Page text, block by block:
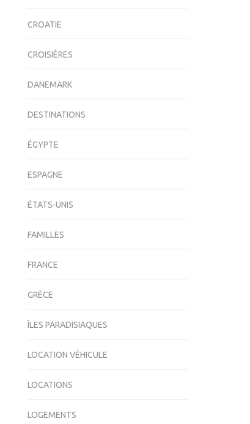
CROATIE
CROISIÈRES
DANEMARK
DESTINATIONS
ÉGYPTE
ESPAGNE
ÉTATS-UNIS
FAMILLES
FRANCE
GRÈCE
ÎLES PARADISIAQUES
LOCATION VÉHICULE
LOCATIONS
LOGEMENTS